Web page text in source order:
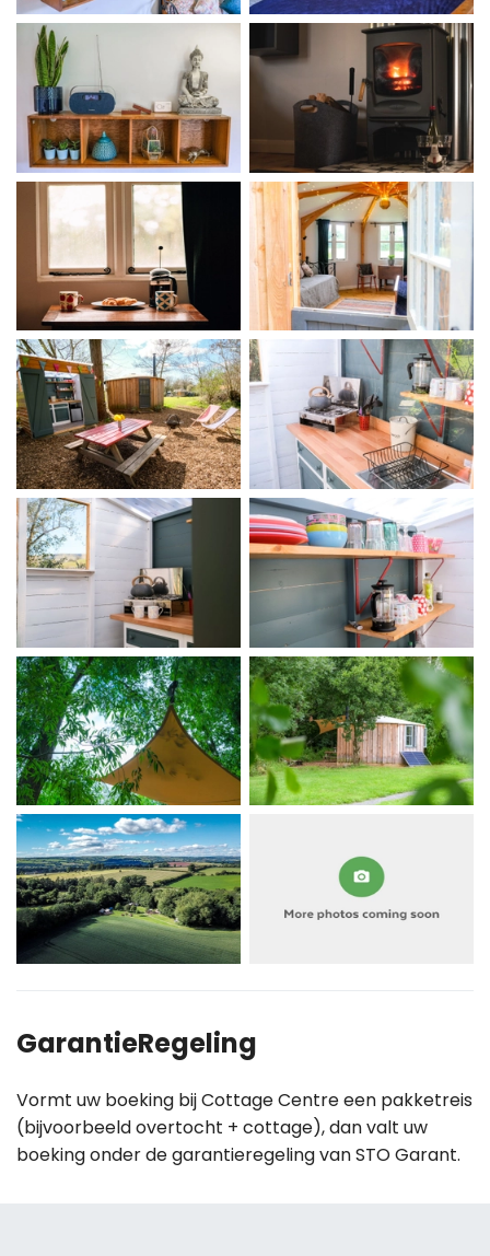
GarantieRegeling
Vormt uw boeking bij Cottage Centre een pakketreis
(bijvoorbeeld overtocht + cottage), dan valt uw
boeking onder de garantieregeling van STO Garant.